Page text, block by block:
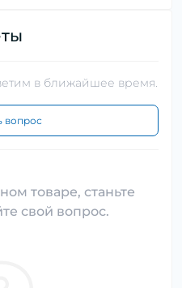
в ближайшее время.
вопрос
товаре, станьте
свой вопрос.